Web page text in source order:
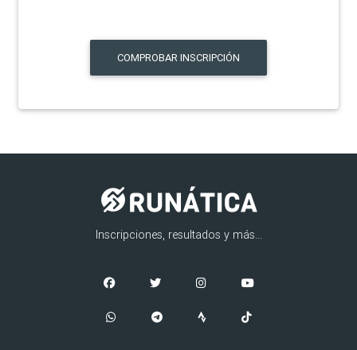
COMPROBAR INSCRIPCIÓN
Inscripciones, resultados y más...